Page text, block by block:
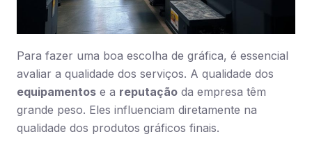
Para fazer uma boa escolha de gráfica, é essencial
avaliar a qualidade dos serviços. A qualidade dos
equipamentos e a reputação da empresa têm
grande peso. Eles influenciam diretamente na
qualidade dos produtos gráficos finais.